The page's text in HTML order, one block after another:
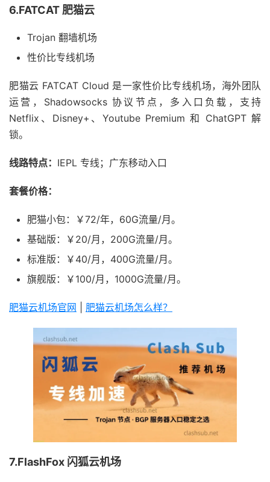
6.FATCAT 肥猫云
Trojan 翻墙机场
性价比专线机场
肥猫云 FATCAT Cloud 是一家性价比专线机场，海外团队
运营，Shadowsocks 协议节点，多入口负载，支持
Netflix、Disney+、Youtube Premium 和 ChatGPT 解
锁。
线路特点： IEPL 专线；广东移动入口
套餐价格：
肥猫小包：￥72/年，60G流量/月。
基础版：￥20/月，200G流量/月。
标准版：￥40/月，400G流量/月。
旗舰版：￥100/月，1000G流量/月。
肥猫云机场官网 肥猫云机场怎么样？
7.FlashFox 闪狐云机场